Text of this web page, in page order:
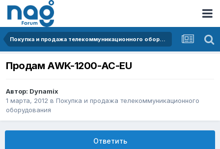
Покупка и продажа телекоммуникационного оборудования
Продам AWK-1200-AC-EU
Автор: Dynamix
1 марта, 2012 в Покупка и продажа телекоммуникационного
оборудования
Ответить